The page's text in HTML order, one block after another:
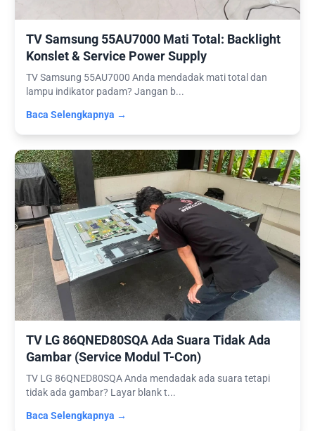
TV Samsung 55AU7000 Mati Total: Backlight
Konslet & Service Power Supply
TV Samsung 55AU7000 Anda mendadak mati total dan
lampu indikator padam? Jangan b...
Baca Selengkapnya →
TV LG 86QNED80SQA Ada Suara Tidak Ada
Gambar (Service Modul T-Con)
TV LG 86QNED80SQA Anda mendadak ada suara tetapi
tidak ada gambar? Layar blank t...
Baca Selengkapnya →